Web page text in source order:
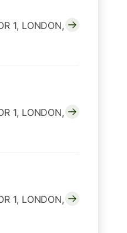
1, LONDON,
1, LONDON,
1, LONDON,